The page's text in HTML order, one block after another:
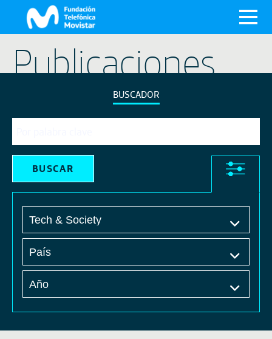
Publicaciones
BUSCADOR